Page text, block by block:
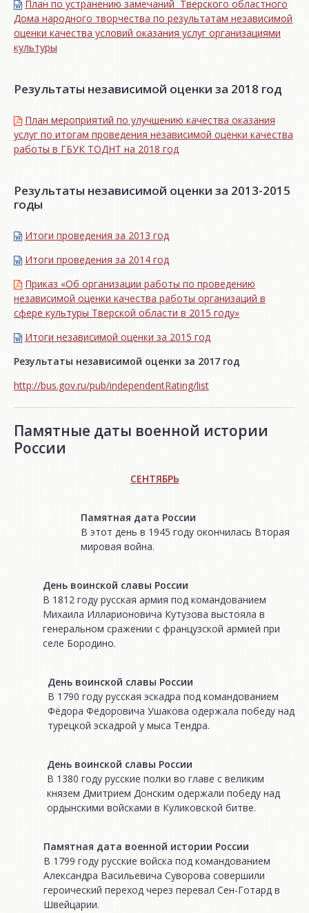
План по устранению замечаний Тверского областного
Дома народного творчества по результатам независимой
оценки качества условий оказания услуг организациями
культуры
Результаты независимой оценки за 2018 год
План мероприятий по улучшению качества оказания
услуг по итогам проведения независимой оценки качества
работы в ГБУК ТОДНТ на 2018 год
Результаты независимой оценки за 2013-2015
годы
Итоги проведения за 2013 год
Итоги проведения за 2014 год
Приказ «Об организации работы по проведению
независимой оценки качества работы организаций в
сфере культуры Тверской области в 2015 году»
Итоги независимой oценки за 2015 год
Результаты независимой оценки за 2017 год
http://bus.gov.ru/pub/independentRating/list
Памятные даты военной истории
России
СЕНТЯБРЬ
Памятная дата России
В этот день в 1945 году окончилась Вторая
мировая война.
День воинской славы России
В 1812 году русская армия под командованием
Михаила Илларионовича Кутузова выстояла в
генеральном сражении с французской армией при
селе Бородино.
День воинской славы России
В 1790 году русская эскадра под командованием
Фёдора Фёдоровича Ушакова одержала победу над
турецкой эскадрой у мыса Тендра.
День воинской славы России
В 1380 году русские полки во главе с великим
князем Дмитрием Донским одержали победу над
ордынскими войсками в Куликовской битве.
Памятная дата военной истории России
В 1799 году русские войска под командованием
Александра Васильевича Суворова совершили
героический переход через перевал Сен-Готард в
Швейцарии.